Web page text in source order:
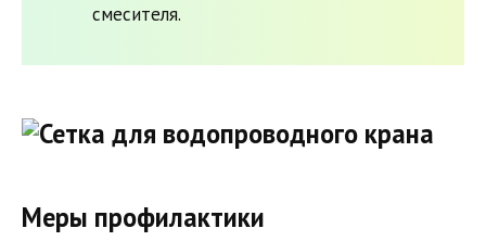
смесителя.
Меры профилактики